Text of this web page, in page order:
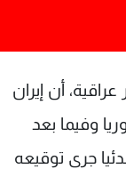
أن إيران
وفيما بعد
جرى توقيعه